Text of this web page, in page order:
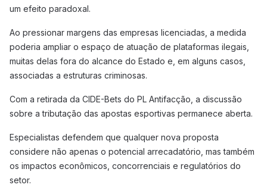
um efeito paradoxal.
Ao pressionar margens das empresas licenciadas, a medida
poderia ampliar o espaço de atuação de plataformas ilegais,
muitas delas fora do alcance do Estado e, em alguns casos,
associadas a estruturas criminosas.
Com a retirada da CIDE-Bets do PL Antifacção, a discussão
sobre a tributação das apostas esportivas permanece aberta.
Especialistas defendem que qualquer nova proposta
considere não apenas o potencial arrecadatório, mas também
os impactos econômicos, concorrenciais e regulatórios do
setor.